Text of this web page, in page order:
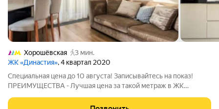
Хорошёвская
3 мин.
ЖК «Династия», 4 квартал 2020
Специальная цена до 10 августа! Записывайтесь на показ!
ПРЕИМУЩЕСТВА - Лучшая цена за такой метраж в ЖК
постирочная - Просторная площадь комнат позволяет